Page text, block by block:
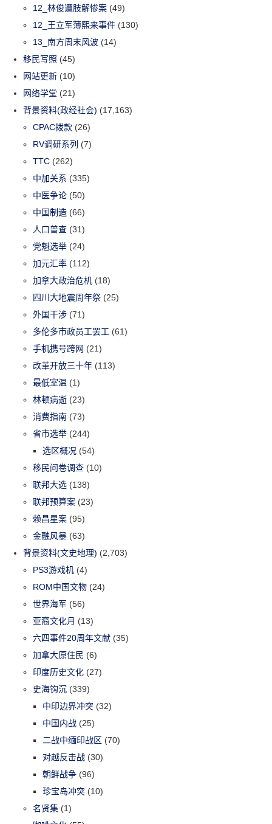
12_林俊遭肢解惨案 (49)
12_王立军薄熙来事件 (130)
13_南方周末风波 (14)
移民写照 (45)
网站更新 (10)
网络学堂 (21)
背景资料(政经社会) (17,163)
CPAC拨款 (26)
RV调研系列 (7)
TTC (262)
中加关系 (335)
中医争论 (50)
中国制造 (66)
人口普查 (31)
党魁选举 (24)
加元汇率 (112)
加拿大政治危机 (18)
四川大地震周年祭 (25)
外国干涉 (71)
多伦多市政员工罢工 (61)
手机携号跨网 (21)
改革开放三十年 (113)
最低室温 (1)
林顿病逝 (23)
消费指南 (73)
省市选举 (244)
选区概况 (54)
移民问卷调查 (10)
联邦大选 (138)
联邦预算案 (23)
赖昌星案 (95)
金融风暴 (63)
背景资料(文史地理) (2,703)
PS3游戏机 (4)
ROM中国文物 (24)
世界海军 (56)
亚裔文化月 (13)
六四事件20周年文献 (35)
加拿大原住民 (6)
印度历史文化 (27)
史海钩沉 (339)
中印边界冲突 (32)
中国内战 (25)
二战中缅印战区 (70)
对越反击战 (30)
朝鲜战争 (96)
珍宝岛冲突 (10)
名贤集 (1)